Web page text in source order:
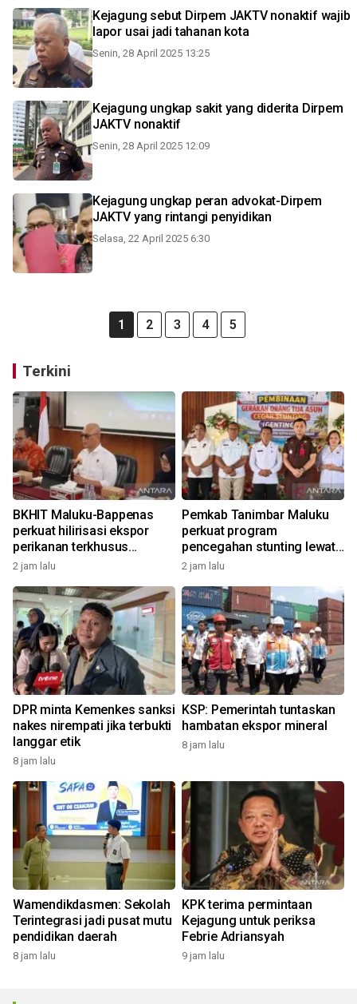
Kejagung sebut Dirpem JAKTV nonaktif wajib
lapor usai jadi tahanan kota
Senin, 28 April 2025 13:25
Kejagung ungkap sakit yang diderita Dirpem
JAKTV nonaktif
Senin, 28 April 2025 12:09
Kejagung ungkap peran advokat-Dirpem
JAKTV yang rintangi penyidikan
Selasa, 22 April 2025 6:30
1 2 3 4 5
Terkini
BKHIT Maluku-Bappenas
perkuat hilirisasi ekspor
perikanan terkhusus
komoditas TCT
2 jam lalu
Pemkab Tanimbar Maluku
perkuat program
pencegahan stunting lewat
Genting 2026
2 jam lalu
DPR minta Kemenkes sanksi
nakes nirempati jika terbukti
langgar etik
8 jam lalu
KSP: Pemerintah tuntaskan
hambatan ekspor mineral
8 jam lalu
Wamendikdasmen: Sekolah
Terintegrasi jadi pusat mutu
pendidikan daerah
8 jam lalu
KPK terima permintaan
Kejagung untuk periksa
Febrie Adriansyah
9 jam lalu